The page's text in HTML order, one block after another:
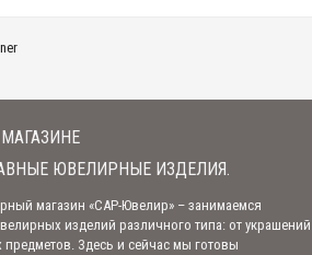
ЮВЕЛИРНЫЕ ИЗДЕЛИЯ.
магазин «САР-Ювелир» – занимаемся
изделий различного типа: от украшений
предметов. Здесь и сейчас мы готовы